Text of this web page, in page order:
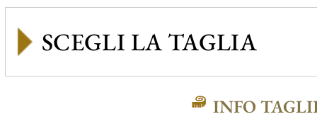
INFO